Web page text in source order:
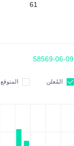
61
58569-06-09
المُعلن
المتوقع